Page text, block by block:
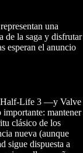
una
de la saga y disfrutar
esperan el anuncio
Half-Life 3 —y Valve
mantener
clásico de los
nueva (aunque
sigue dispuesta a